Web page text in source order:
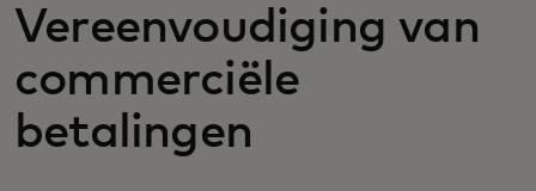
Nieuws en trends
Vereenvoudiging van
commerciële
betalingen